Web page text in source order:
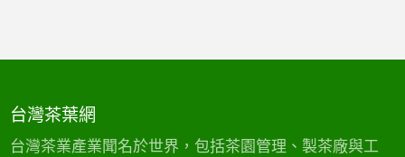
台灣茶葉網
台灣茶業產業聞名於世界，包括茶園管理、製茶廠與工